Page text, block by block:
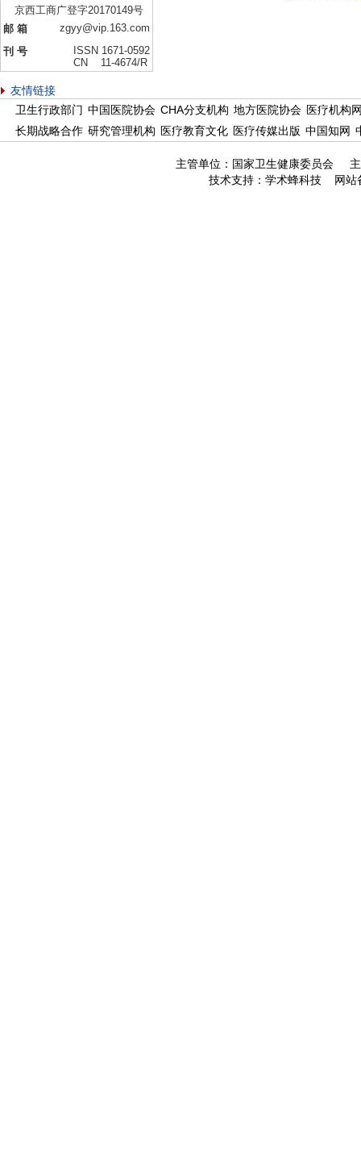
京西工商广登字20170149号
邮 箱
zgyy@vip.163.com
刊 号
ISSN 1671-0592
CN 11-4674/R
友情链接
卫生行政部门 中国医院协会 CHA分支机构 地方医院协会 医疗机构
长期战略合作 研究管理机构 医疗教育文化 医疗传媒出版 中国知网
主管单位：国家卫生健康委员会
技术支持：学术蜂科技 网站